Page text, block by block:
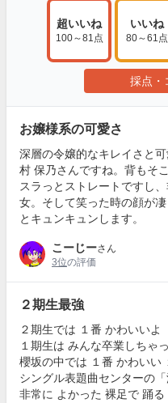
超いいね
100～81点
いいね
80～61点
採点・
お嬢様系の可愛さ
深層の令嬢的なキレイさと
村 保乃さんですね。背もそ
スラっとストレートですし
女。そして笑った時の顔が
とキュンキュンします。
こーじーさん
3位の評価
２期生最強
２期生では １番 かわいい
１期生は みんな卒業しちゃ
櫻坂の中では １番 かわいい
シングル表題曲センターの
非常に よかった 裸足で 踊る